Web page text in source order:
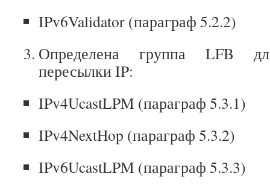
IPv6Validator (параграф 5.2.2)
Определена группа LFB
пересылки IP:
IPv4UcastLPM (параграф 5.3.1)
IPv4NextHop (параграф 5.3.2)
IPv6UcastLPM (параграф 5.3.3)